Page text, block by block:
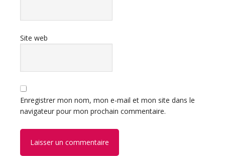
Site web
Enregistrer mon nom, mon e-mail et mon site dans le
navigateur pour mon prochain commentaire.